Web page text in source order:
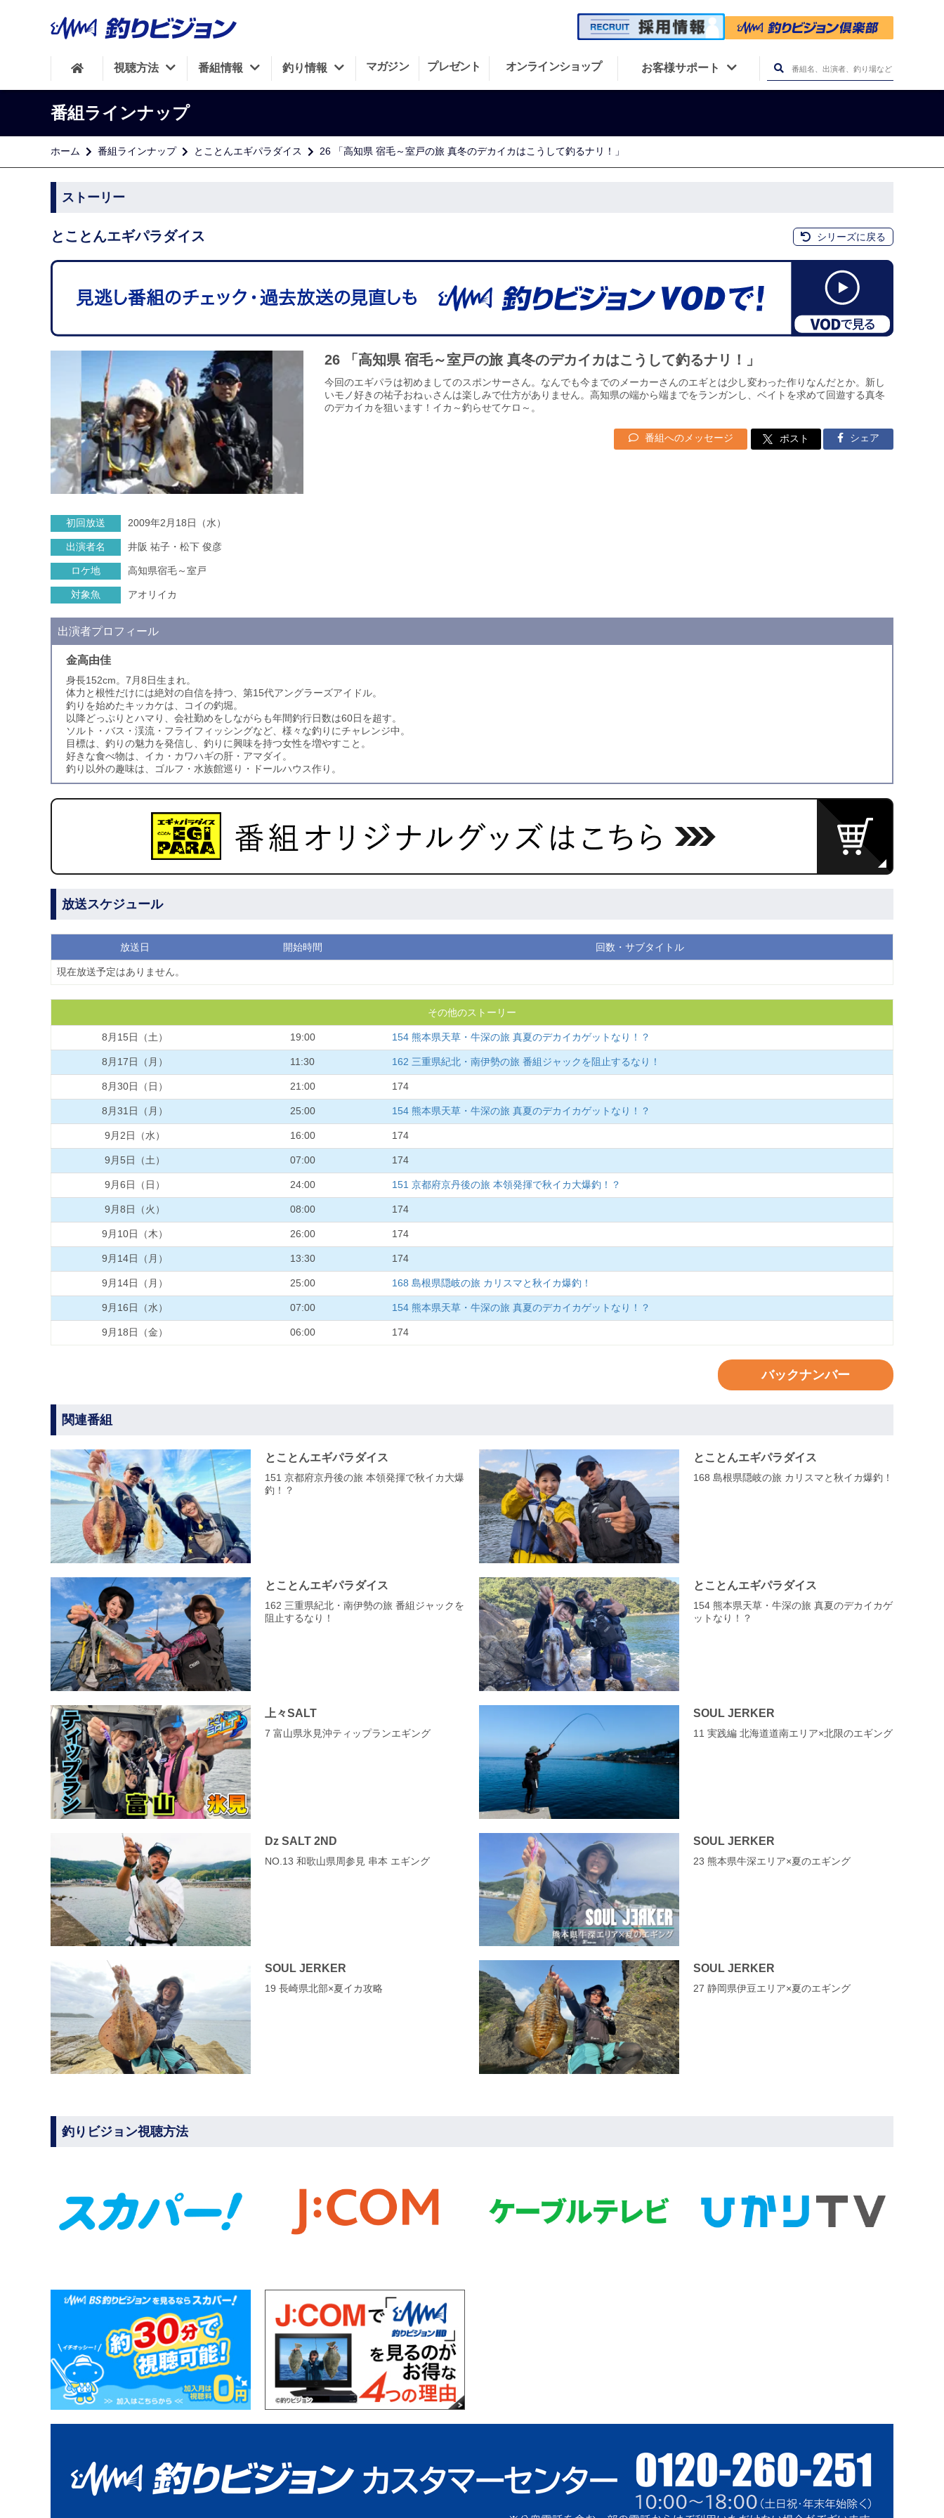
視聴方法 番組情報 釣り情報 マガジン プレゼント オンラインショップ お客様サポート
番組ラインナップ
ホーム 番組ラインナップ とことんエギパラダイス 26 「高知県 宿毛～室戸の旅 真冬のデカイカはこうして釣るナリ！」
ストーリー
とことんエギパラダイス シリーズに戻る
26 「高知県 宿毛～室戸の旅 真冬のデカイカはこうして釣るナリ！」
今回のエギパラは初めましてのスポンサーさん。なんでも今までのメーカーさんのエギとは少し変わった作りなんだとか。新し
いモノ好きの祐子おねぃさんは楽しみで仕方がありません。高知県の端から端までをランガンし、ベイトを求めて回遊する真冬
のデカイカを狙います！イカ～釣らせてケロ～。
番組へのメッセージ ポスト シェア
初回放送 2009年2月18日（水）
出演者名 井阪 祐子・松下 俊彦
ロケ地 高知県宿毛～室戸
対象魚 アオリイカ
出演者プロフィール
金高由佳
身長152cm。7月8日生まれ。
体力と根性だけには絶対の自信を持つ、第15代アングラーズアイドル。
釣りを始めたキッカケは、コイの釣堀。
以降どっぷりとハマり、会社勤めをしながらも年間釣行日数は60日を超す。
ソルト・バス・渓流・フライフィッシングなど、様々な釣りにチャレンジ中。
目標は、釣りの魅力を発信し、釣りに興味を持つ女性を増やすこと。
好きな食べ物は、イカ・カワハギの肝・アマダイ。
釣り以外の趣味は、ゴルフ・水族館巡り・ドールハウス作り。
放送スケジュール
放送日 開始時間 回数・サブタイトル
現在放送予定はありません。
その他のストーリー
8月15日（土） 19:00 154 熊本県天草・牛深の旅 真夏のデカイカゲットなり！？
8月17日（月） 11:30 162 三重県紀北・南伊勢の旅 番組ジャックを阻止するなり！
8月30日（日） 21:00 174
8月31日（月） 25:00 154 熊本県天草・牛深の旅 真夏のデカイカゲットなり！？
9月2日（水） 16:00 174
9月5日（土） 07:00 174
9月6日（日） 24:00 151 京都府京丹後の旅 本領発揮で秋イカ大爆釣！？
9月8日（火） 08:00 174
9月10日（木） 26:00 174
9月14日（月） 13:30 174
9月14日（月） 25:00 168 島根県隠岐の旅 カリスマと秋イカ爆釣！
9月16日（水） 07:00 154 熊本県天草・牛深の旅 真夏のデカイカゲットなり！？
9月18日（金） 06:00 174
バックナンバー
関連番組
とことんエギパラダイス
151 京都府京丹後の旅 本領発揮で秋イカ大爆
釣！？
とことんエギパラダイス
168 島根県隠岐の旅 カリスマと秋イカ爆釣！
とことんエギパラダイス
162 三重県紀北・南伊勢の旅 番組ジャックを
阻止するなり！
とことんエギパラダイス
154 熊本県天草・牛深の旅 真夏のデカイカゲ
ットなり！？
上々SALT
7 富山県氷見沖ティップランエギング
SOUL JERKER
11 実践編 北海道道南エリア×北限のエギング
Dz SALT 2ND
NO.13 和歌山県周参見 串本 エギング
SOUL JERKER
23 熊本県牛深エリア×夏のエギング
SOUL JERKER
19 長崎県北部×夏イカ攻略
SOUL JERKER
27 静岡県伊豆エリア×夏のエギング
釣りビジョン視聴方法